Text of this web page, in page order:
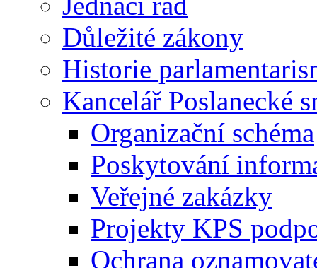
Důležité zákony
Historie
Kancelář Poslanecké
Organizační schéma
Poskytování
Veřejné zakázky
Projekty KPS
Ochrana